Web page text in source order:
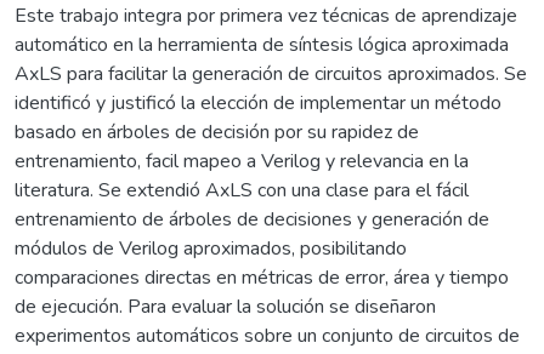
Este trabajo integra por primera vez técnicas de aprendizaje
automático en la herramienta de síntesis lógica aproximada
AxLS para facilitar la generación de circuitos aproximados. Se
identificó y justificó la elección de implementar un método
basado en árboles de decisión por su rapidez de
entrenamiento, facil mapeo a Verilog y relevancia en la
literatura. Se extendió AxLS con una clase para el fácil
entrenamiento de árboles de decisiones y generación de
módulos de Verilog aproximados, posibilitando
comparaciones directas en métricas de error, área y tiempo
de ejecución. Para evaluar la solución se diseñaron
experimentos automáticos sobre un conjunto de circuitos de